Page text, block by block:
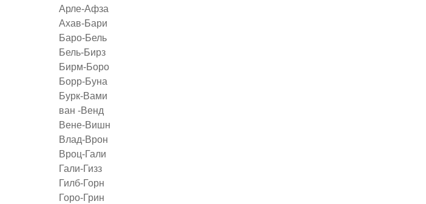
Арле-Афза
Ахав-Бари
Баро-Бель
Бель-Бирз
Бирм-Боро
Борр-Буна
Бурк-Вами
ван -Венд
Вене-Вишн
Влад-Врон
Вроц-Гали
Гали-Гизз
Гилб-Горн
Горо-Грин